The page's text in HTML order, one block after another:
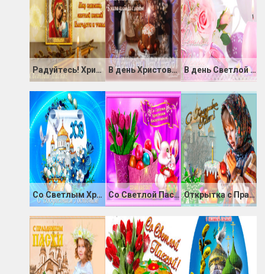
Радуйтесь! Христос Воскрес! В день Христова Воскресенья В день Светлой Пасхи
Со Светлым Христовым Воскресеньем Со Светлой Пасхой Открытка с Праздником Светлой Пасхи!